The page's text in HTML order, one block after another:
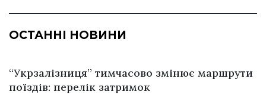
ОСТАННІ НОВИНИ
“Укрзалізниця” тимчасово змінює маршрути
поїздів: перелік затримок